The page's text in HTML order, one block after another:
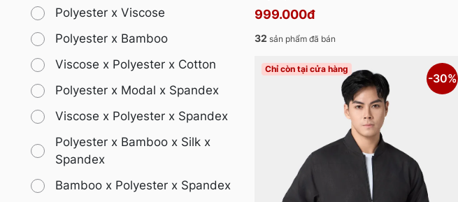
Polyester x Viscose
Polyester x Bamboo
Viscose x Polyester x Cotton
Polyester x Modal x Spandex
Viscose x Polyester x Spandex
Polyester x Bamboo x Silk x
Spandex
Bamboo x Polyester x Spandex
999.000đ
32 sản phẩm đã bán
Chỉ còn tại cửa hàng
-30%